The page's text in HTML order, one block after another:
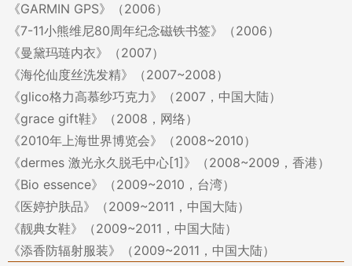
《GARMIN GPS》（2006）
《7-11小熊维尼80周年纪念磁铁书签》（2006）
《曼黛玛琏内衣》（2007）
《海伦仙度丝洗发精》（2007~2008）
《glico格力高慕纱巧克力》（2007，中国大陆）
《grace gift鞋》（2008，网络）
《2010年上海世界博览会》（2008~2010）
《dermes 激光永久脱毛中心[1]》（2008~2009，香港）
《Bio essence》（2009~2010，台湾）
《医婷护肤品》（2009~2011，中国大陆）
《靓典女鞋》（2009~2011，中国大陆）
《添香防辐射服装》（2009~2011，中国大陆）